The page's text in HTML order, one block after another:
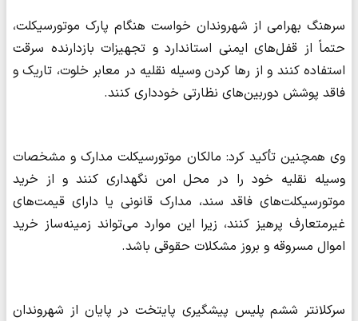
سرهنگ بهرامی از شهروندان خواست هنگام پارک موتورسیکلت،
حتماً از قفل‌های ایمنی استاندارد و تجهیزات بازدارنده سرقت
استفاده کنند و از رها کردن وسیله نقلیه در معابر خلوت، تاریک و
فاقد پوشش دوربین‌های نظارتی خودداری کنند.
وی همچنین تأکید کرد: مالکان موتورسیکلت مدارک و مشخصات
وسیله نقلیه خود را در محل امن نگهداری کنند و از خرید
موتورسیکلت‌های فاقد سند، مدارک قانونی یا دارای قیمت‌های
غیرمتعارف پرهیز کنند، زیرا این موارد می‌تواند زمینه‌ساز خرید
اموال مسروقه و بروز مشکلات حقوقی باشد.
سرکلانتر ششم پلیس پیشگیری پایتخت در پایان از شهروندان